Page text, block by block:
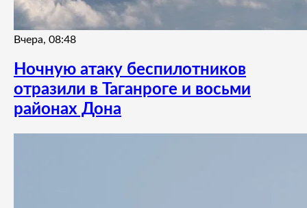
Вчера, 08:48
Ночную атаку беспилотников
отразили в Таганроге и восьми
районах Дона